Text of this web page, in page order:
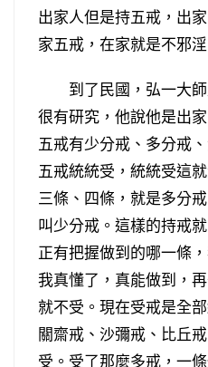
出家人但是持五戒，出
家五戒，在家就是不邪
到了民國，弘一大師
很有研究，他說他是出
五戒有少分戒、多分戒
五戒統統受，統統受這
三條、四條，就是多分
叫少分戒。這樣的持戒
正有把握做到的哪一條
我真懂了，真能做到，
就不受。現在受戒是全
關齋戒、沙彌戒、比丘
受。受了那麼多戒，一